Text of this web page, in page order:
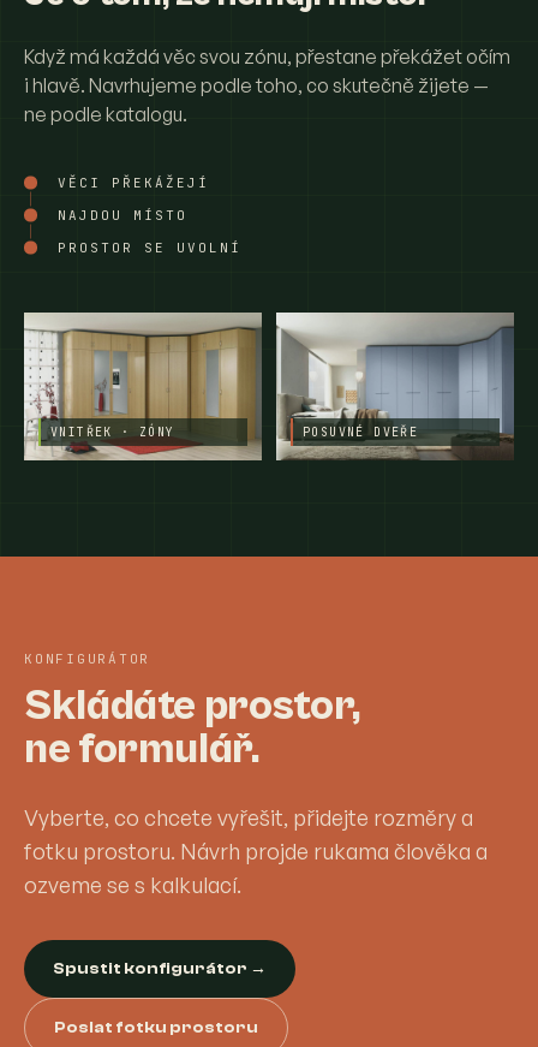
Když má každá věc svou zónu, přestane překážet očím
i hlavě. Navrhujeme podle toho, co skutečně žijete —
ne podle katalogu.
VĚCI PŘEKÁŽEJÍ
NAJDOU MÍSTO
PROSTOR SE UVOLNÍ
VNITŘEK · ZÓNY POSUVNÉ DVEŘE
KONFIGURÁTOR
Skládáte prostor,
ne formulář.
Vyberte, co chcete vyřešit, přidejte rozměry a
fotku prostoru. Návrh projde rukama člověka a
ozveme se s kalkulací.
Spustit konfigurátor →
Poslat fotku prostoru